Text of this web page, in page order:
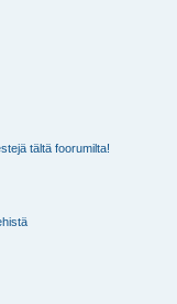
tältä foorumilta!